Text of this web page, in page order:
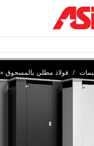
فولاذ مطلي بالمسحوق «Integrated Privacy™»